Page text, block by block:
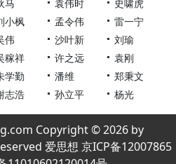
马 袁伟时
史啸虎
小枫 孟令伟
雷一宁
伟 沙叶新
刘瑜
稼祥 许之远
袁刚
学勤 潘维
郑秉文
志浩 孙立平 杨光
Copyright © 2026 by
爱思想 京ICP备12007865